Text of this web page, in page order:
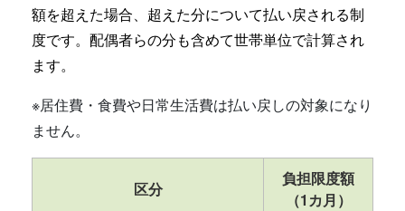
額を超えた場合、超えた分について払い戻される制
度です。配偶者らの分も含めて世帯単位で計算され
ます。
※居住費・食費や日常生活費は払い戻しの対象になり
ません。
区分
負担限度額
（1カ月）